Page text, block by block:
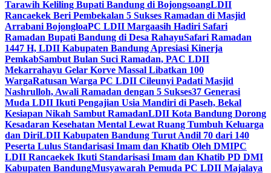
Tarawih Keliling Bupati Bandung di BojongsoangLDII
Rancaekek Beri Pembekalan 5 Sukses Ramadan di Masjid
Arrabani BojongloaPC LDII Margaasih Hadiri Safari
Ramadan Bupati Bandung di Desa RahayuSafari Ramadan
1447 H, LDII Kabupaten Bandung Apresiasi Kinerja
PemkabSambut Bulan Suci Ramadan, PAC LDII
Mekarrahayu Gelar Korve Massal Libatkan 100
WargaRatusan Warga PC LDII Cileunyi Padati Masjid
Nashrulloh, Awali Ramadan dengan 5 Sukses37 Generasi
Muda LDII Ikuti Pengajian Usia Mandiri di Paseh, Bekal
Kesiapan Nikah Sambut RamadanLDII Kota Bandung Dorong
Kesadaran Kesehatan Mental Lewat Ruang Tumbuh Keluarga
dan DiriLDII Kabupaten Bandung Turut Andil 70 dari 140
Peserta Lulus Standarisasi Imam dan Khatib Oleh DMIPC
LDII Rancaekek Ikuti Standarisasi Imam dan Khatib PD DMI
Kabupaten BandungMusyawarah Pemuda PC LDII Majalaya